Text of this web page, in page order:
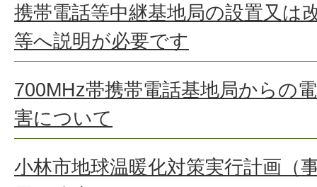
携帯電話等中継基地局の設置又は
等へ説明が必要です
700MHz帯携帯電話基地局からの
害について
小林市地球温暖化対策実行計画（